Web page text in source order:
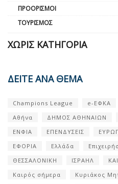
ΠΡΟΟΡΙΣΜΟΊ
ΤΟΥΡΙΣΜΌΣ
ΧΩΡΊΣ ΚΑΤΗΓΟΡΊΑ
ΔΕΙΤΕ ΑΝΑ ΘΕΜΑ
Champions League e-ΕΦΚΑ
Αθήνα
ΔΗΜΟΣ ΑΘΗΝΑΙΩΝ
ΕΝΦΙΑ
ΕΠΕΝΔΥΣΕΙΣ
ΕΦΟΡΙΑ
Ελλάδα
ΘΕΣΣΑΛΟΝΙΚΗ
ΙΣΡΑΗΛ
Καιρός σήμερα
Κυριάκος